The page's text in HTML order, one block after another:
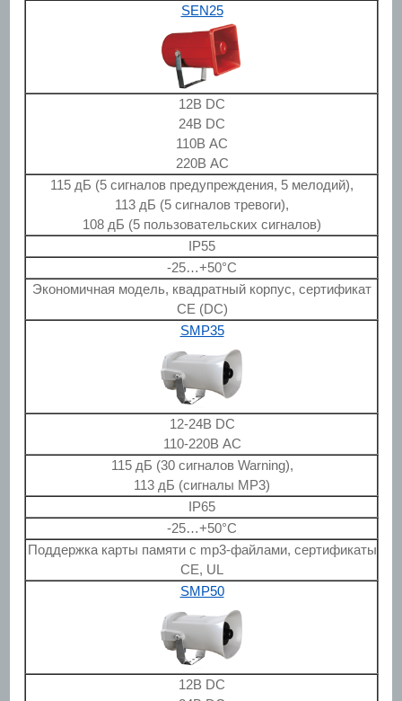
SEN25
12В DC
24В DC
110В AC
220В AC
115 дБ (5 сигналов предупреждения, 5 мелодий),
113 дБ (5 сигналов тревоги),
108 дБ (5 пользовательских сигналов)
IP55
-25…+50°C
Экономичная модель, квадратный корпус, сертификат
CE (DC)
SMP35
12-24В DC
110-220В AC
115 дБ (30 сигналов Warning),
113 дБ (сигналы MP3)
IP65
-25…+50°C
Поддержка карты памяти с mp3-файлами, сертификаты
CE, UL
SMP50
12В DC